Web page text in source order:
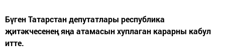
Бүген Татарстан депутатлары республика
җитәкчесенең яңа атамасын хуплаган карарны кабул
итте.